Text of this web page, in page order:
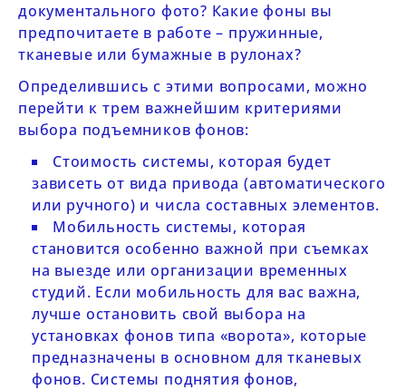
документального фото? Какие фоны вы
предпочитаете в работе – пружинные,
тканевые или бумажные в рулонах?
Определившись с этими вопросами, можно
перейти к трем важнейшим критериями
выбора подъемников фонов:
Стоимость системы, которая будет
зависеть от вида привода (автоматического
или ручного) и числа составных элементов.
Мобильность системы, которая
становится особенно важной при съемках
на выезде или организации временных
студий. Если мобильность для вас важна,
лучше остановить свой выбора на
установках фонов типа «ворота», которые
предназначены в основном для тканевых
фонов. Системы поднятия фонов,